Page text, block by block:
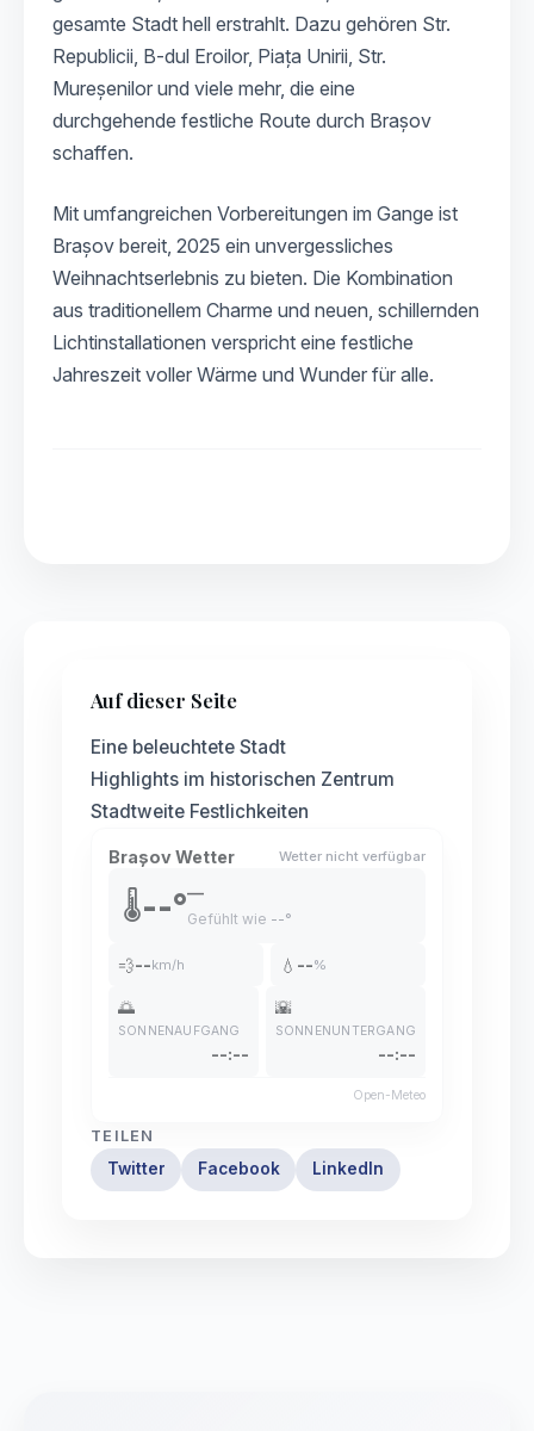
gesamte Stadt hell erstrahlt. Dazu gehören Str.
Republicii, B-dul Eroilor, Piața Unirii, Str.
Mureșenilor und viele mehr, die eine
durchgehende festliche Route durch Brașov
schaffen.
Mit umfangreichen Vorbereitungen im Gange ist
Brașov bereit, 2025 ein unvergessliches
Weihnachtserlebnis zu bieten. Die Kombination
aus traditionellem Charme und neuen, schillernden
Lichtinstallationen verspricht eine festliche
Jahreszeit voller Wärme und Wunder für alle.
Auf dieser Seite
Eine beleuchtete Stadt
Highlights im historischen Zentrum
Stadtweite Festlichkeiten
Brașov Wetter Wetter nicht verfügbar
🌡️--°—
Gefühlt wie --°
💨--km/h 💧 --%
🌅
SONNENAUFGANG
--:--
🌇
SONNENUNTERGANG
--:--
Open-Meteo
TEILEN
Twitter Facebook LinkedIn